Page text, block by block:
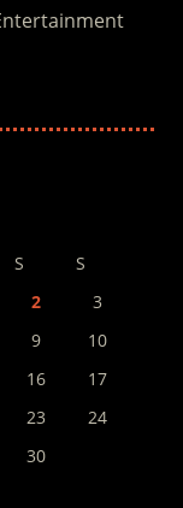
S
S
2
3
9
10
16
17
23
24
30